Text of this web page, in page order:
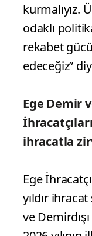
kurmalıyız.
odaklı
rekabet
edeceğiz”
Ege Demir
ihracatla
Ege
yıldır
ve